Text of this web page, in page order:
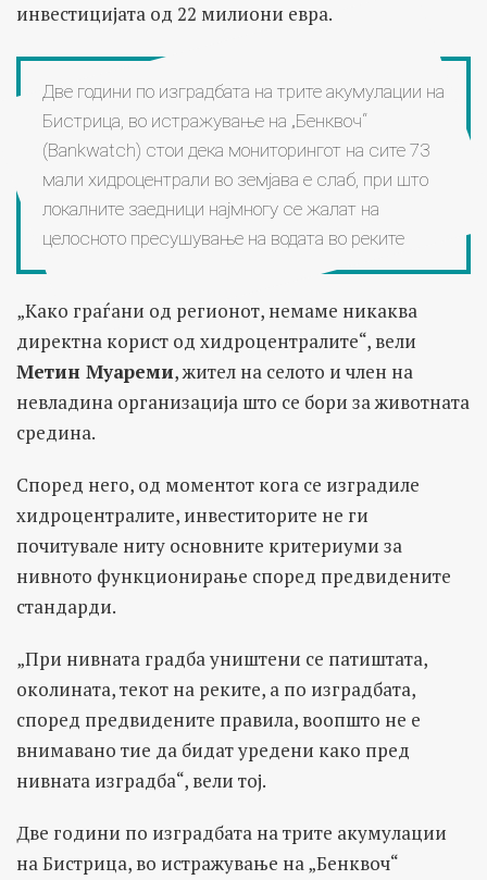
инвестицијата од 22 милиони евра.
Две години по изградбата на трите акумулации на
Бистрица, во истражување на „Бенквоч“
(Bankwatch) стои дека мониторингот на сите 73
мали хидроцентрали во земјава е слаб, при што
локалните заедници најмногу се жалат на
целосното пресушување на водата во реките
„Како граѓани од регионот, немаме никаква
директна корист од хидроцентралите“, вели
Метин Муареми, жител на селото и член на
невладина организација што се бори за животната
средина.
Според него, од моментот кога се изградиле
хидроцентралите, инвеститорите не ги
почитувале ниту основните критериуми за
нивното функционирање според предвидените
стандарди.
„При нивната градба уништени се патиштата,
околината, текот на реките, а по изградбата,
според предвидените правила, воопшто не е
внимавано тие да бидат уредени како пред
нивната изградба“, вели тој.
Две години по изградбата на трите акумулации
на Бистрица, во истражување на „Бенквоч“